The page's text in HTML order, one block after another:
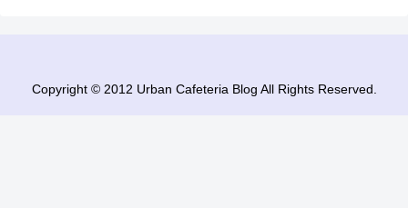
Copyright © 2012 Urban Cafeteria Blog All Rights Reserved.